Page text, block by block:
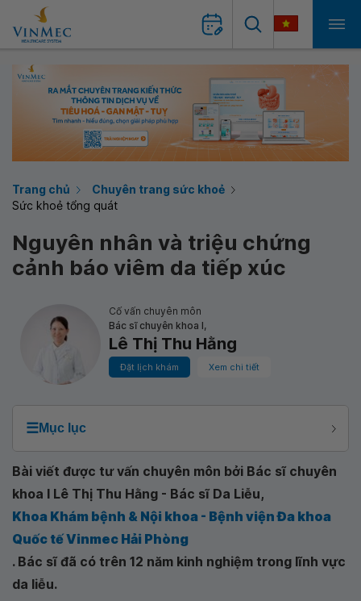
Trang chủ
Chuyên trang sức khoẻ
Sức khoẻ tổng quát
Nguyên nhân và triệu chứng
cảnh báo viêm da tiếp xúc
Cố vấn chuyên môn
Bác sĩ chuyên khoa I,
Lê Thị Thu Hằng
Đặt lịch khám Xem chi tiết
☰Mục lục
Bài viết được tư vấn chuyên môn bởi Bác sĩ chuyên
khoa I Lê Thị Thu Hằng - Bác sĩ Da Liễu,
Khoa Khám bệnh & Nội khoa - Bệnh viện Đa khoa
Quốc tế Vinmec Hải Phòng
. Bác sĩ đã có trên 12 năm kinh nghiệm trong lĩnh vực
da liễu.